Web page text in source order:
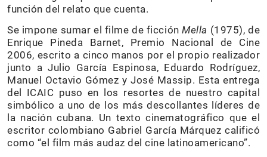
función del relato que cuenta.
Se impone sumar el filme de ficciónMella (1975), de
Enrique Pineda Barnet, Premio Nacional de Cine
2006, escrito a cinco manos por el propio realizador
junto a Julio García Espinosa, Eduardo Rodríguez,
Manuel Octavio Gómez y José Massip. Esta entrega
del ICAIC puso en los resortes de nuestro capital
simbólico a uno de los más descollantes líderes de
la nación cubana. Un texto cinematográfico que el
escritor colombiano Gabriel García Márquez calificó
como “el film más audaz del cine latinoamericano”.